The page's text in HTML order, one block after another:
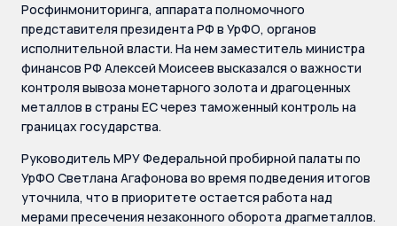
Росфинмониторинга, аппарата полномочного
представителя президента РФ в УрФО, органов
исполнительной власти. На нем заместитель министра
финансов РФ Алексей Моисеев высказался о важности
контроля вывоза монетарного золота и драгоценных
металлов в страны ЕС через таможенный контроль на
границах государства.
Руководитель МРУ Федеральной пробирной палаты по
УрФО Светлана Агафонова во время подведения итогов
уточнила, что в приоритете остается работа над
мерами пресечения незаконного оборота драгметаллов.